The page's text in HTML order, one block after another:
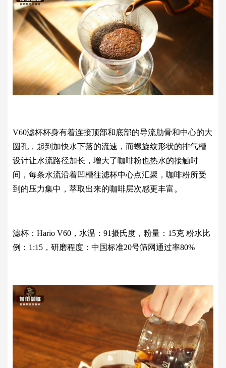
V60滤杯杯身有着连接顶部和底部的导流肋骨和中心的大
圆孔，起到加快水下落的流速，而螺旋纹形状的排气槽
设计让水流路径加长，增大了咖啡粉也热水的接触时
间，每条水流沿着凹槽往滤杯中心点汇聚，咖啡粉所受
到的压力集中，萃取出来的咖啡层次感更丰富。
滤杯：Hario V60，水温：91摄氏度，粉量：15克 粉水比
例：1:15，研磨程度：中国标准20号筛网通过率80%